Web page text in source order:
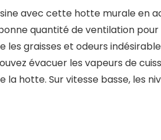
avec cette hotte murale en
quantité de ventilation
graisses et odeurs
évacuer les vapeurs de
hotte. Sur vitesse basse, les